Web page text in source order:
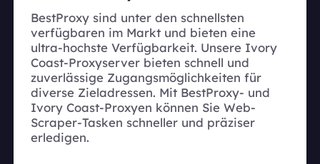
BestProxy sind unter den schnellsten
verfügbaren im Markt und bieten eine
ultra-hochste Verfügbarkeit. Unsere Ivory
Coast-Proxyserver bieten schnell und
zuverlässige Zugangsmöglichkeiten für
diverse Zieladressen. Mit BestProxy- und
Ivory Coast-Proxyen können Sie Web-
Scraper-Tasken schneller und präziser
erledigen.